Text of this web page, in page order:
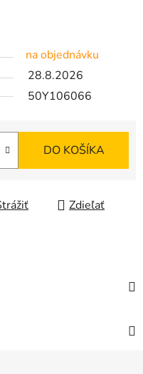
na objednávku
28.8.2026
50Y106066
DO KOŠÍKA
Zdieľať